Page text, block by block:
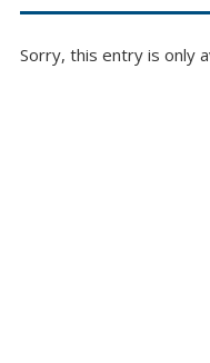
Sorry, this entry is only